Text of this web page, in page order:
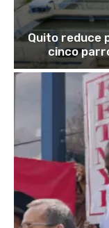
Quito reduce
cinco